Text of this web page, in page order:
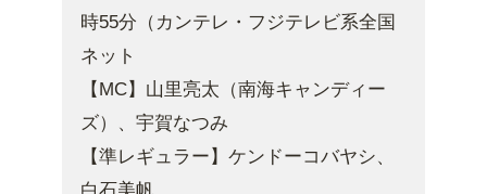
時55分（カンテレ・フジテレビ系全国
ネット
【MC】山里亮太（南海キャンディー
ズ）、宇賀なつみ
【準レギュラー】ケンドーコバヤシ、
白石美帆